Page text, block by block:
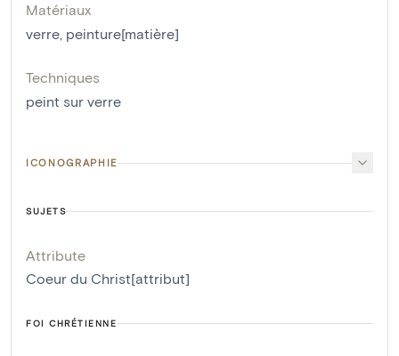
Matériaux
verre, peinture[matière]
Techniques
peint sur verre
ICONOGRAPHIE
SUJETS
Attribute
Coeur du Christ[attribut]
FOI CHRÉTIENNE